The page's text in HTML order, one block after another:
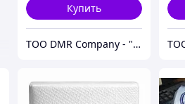
Купить
ТОО DMR Company - "С НАМИ НАДЕЖНО" город Алматы